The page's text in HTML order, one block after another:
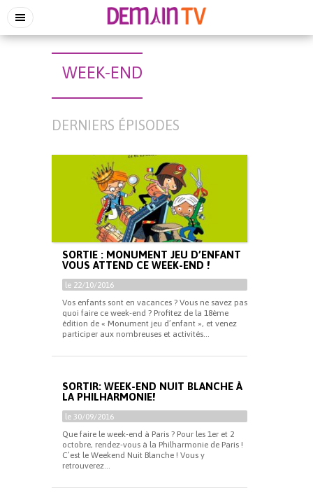
WEEK-END
DERNIERS ÉPISODES
SORTIE : MONUMENT JEU D’ENFANT
VOUS ATTEND CE WEEK-END !
le 22/10/2016
Vos enfants sont en vacances ? Vous ne savez pas
quoi faire ce week-end ? Profitez de la 18ème
édition de « Monument jeu d’enfant », et venez
participer aux nombreuses et activités...
SORTIR: WEEK-END NUIT BLANCHE À
LA PHILHARMONIE!
le 30/09/2016
Que faire le week-end à Paris ? Pour les 1er et 2
octobre, rendez-vous à la Philharmonie de Paris !
C’est le Weekend Nuit Blanche ! Vous y
retrouverez...